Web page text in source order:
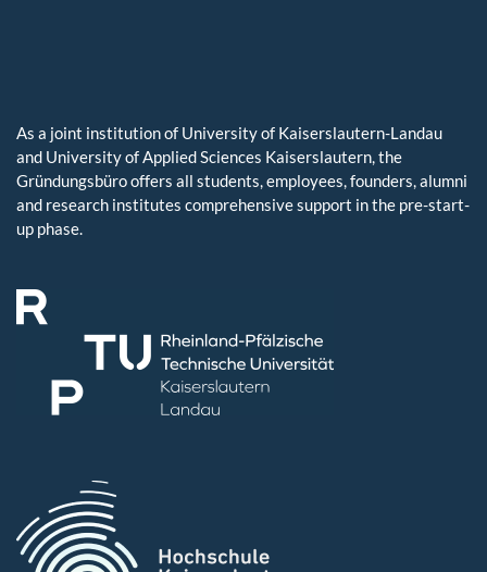
As a joint institution of University of Kaiserslautern-Landau
and University of Applied Sciences Kaiserslautern, the
Gründungsbüro offers all students, employees, founders, alumni
and research institutes comprehensive support in the pre-start-
up phase.